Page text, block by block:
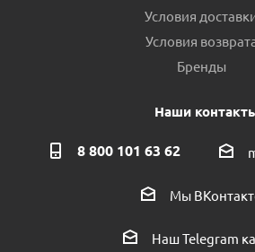
Условия
Условия
Бренды
Наши
8 800 101 63 62
Мы
Наш Telegram